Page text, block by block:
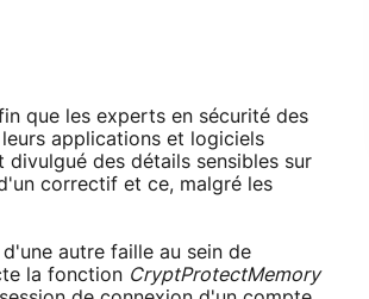
que les experts en sécurité des
applications et logiciels
des détails sensibles sur
correctif et ce, malgré les
d'une autre faille au sein de
la fonction CryptProtectMemory